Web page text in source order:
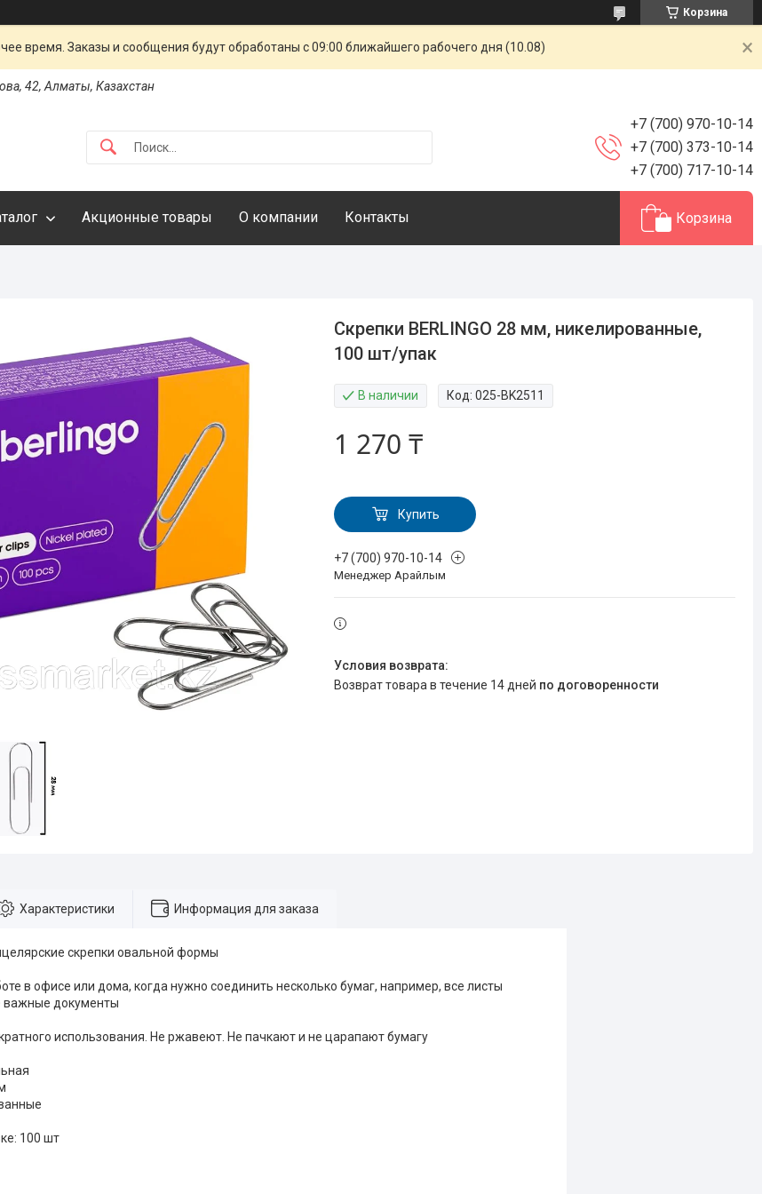
Корзина
время. Заказы и сообщения будут обработаны с 09:00 ближайшего рабочего дня (10.08)
42, Алматы, Казахстан
+7 (700) 970-10-14
+7 (700) 373-10-14
+7 (700) 717-10-14
Акционные товары О компании Контакты Корзина
Скрепки BERLINGO 28 мм, никелированные,
100 шт/упак
В наличии Код:025-BK2511
1 270 ₸
Купить
+7 (700) 970-10-14
Менеджер Арайлым
возврат товара в течение 14 дней по договоренности
Характеристики Информация для заказа
скрепки овальной формы
в офисе или дома, когда нужно соединить несколько бумаг, например, все листы
важные документы
использования. Не ржавеют. Не пачкают и не царапают бумагу
100 шт